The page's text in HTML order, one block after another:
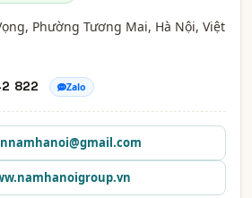
Phường Tương Mai, Hà Nội, Việt
822 Zalo